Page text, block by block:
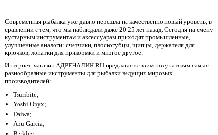
Современная рыбалка уже давно перешла на качественно новый уровень, в
сравнении с тем, что мы наблюдали даже 20-25 лет назад. Сегодня на смену
кустарным инструментам и аксессуарам приходят промышленные,
улучшенные аналоги: счетчики, плоскогубцы, щипцы, держатели для
крючков, лопатки для прикормки и многое другое.
Интернет-магазин АДРЕНАЛИН.RU предлагает своим покупателям самые
разнообразные инструменты для рыбалки ведущих мировых
производителей:
Tsuribito;
Yoshi Onyx;
Daiwa;
Abu Garcia;
Berkley;